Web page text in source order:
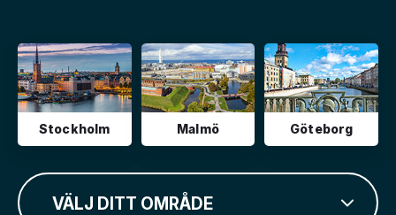
Stockholm Malmö Göteborg
VÄLJ DITT OMRÅDE